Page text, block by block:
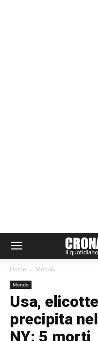
Home Mondo
Mondo
Usa,
precipita
NY: 5 morti